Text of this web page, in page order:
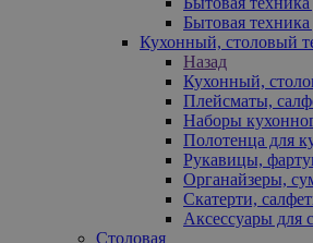
Бытовая техника
Кухонный, столовый
Назад
Кухонный,
Плейсматы,
Наборы
Полотенца для
Рукавицы,
Органайзеры,
Скатерти,
Аксессуары для
Столовая